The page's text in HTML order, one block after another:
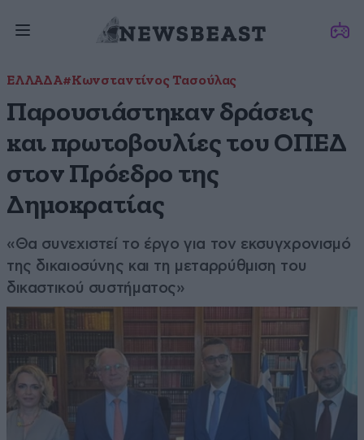
ΕΛΛΑΔΑ#Κωνσταντίνος Τασούλας
Παρουσιάστηκαν δράσεις
και πρωτοβουλίες του ΟΠΕΔ
στον Πρόεδρο της
Δημοκρατίας
«Θα συνεχιστεί το έργο για τον εκσυγχρονισμό
της δικαιοσύνης και τη μεταρρύθμιση του
δικαστικού συστήματος»